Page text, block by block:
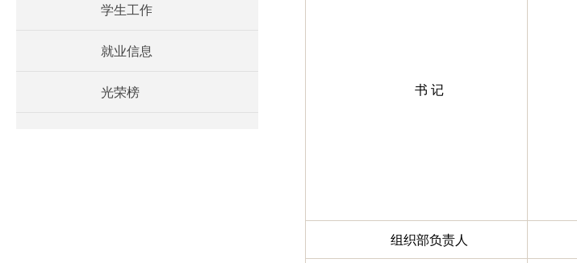
学生工作
就业信息
光荣榜 书 记
组织部负责人